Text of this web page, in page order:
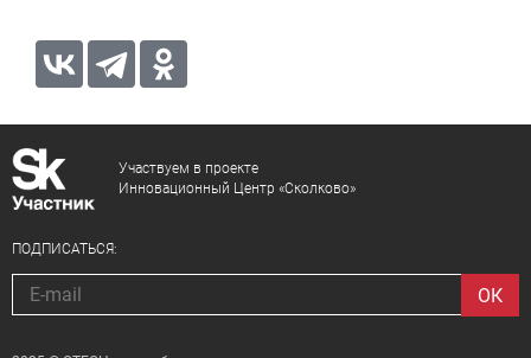
Участвуем в проекте
Инновационный Центр «Сколково»
ПОДПИСАТЬСЯ: